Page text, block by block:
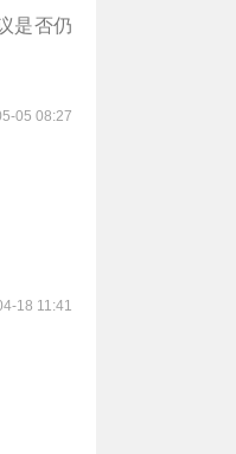
是否仍
05 08:27
18 11:41